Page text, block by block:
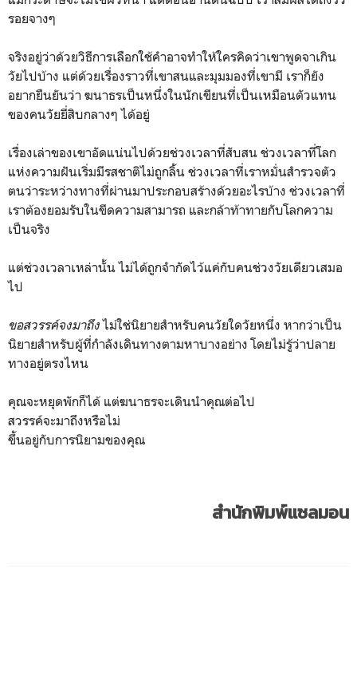
รอยจางๆ
จริงอยู่ว่าด้วยวิธีการเลือกใช้คำอาจทำให้ใครคิดว่าเขาพูดจาเกิน
วัยไปบ้าง แต่ด้วยเรื่องราวที่เขาสนและมุมมองที่เขามี เราก็ยัง
อยากยืนยันว่า ฆนาธรเป็นหนึ่งในนักเขียนที่เป็นเหมือนตัวแทน
ของคนวัยยี่สิบกลางๆ ได้อยู่
เรื่องเล่าของเขาอัดแน่นไปด้วยช่วงเวลาที่สับสน ช่วงเวลาที่โลก
แห่งความฝันเริ่มมีรสชาติไม่ถูกลิ้น ช่วงเวลาที่เราหมั่นสำรวจตัว
ตนว่าระหว่างทางที่ผ่านมาประกอบสร้างด้วยอะไรบ้าง ช่วงเวลาที่
เราต้องยอมรับในขีดความสามารถ และกล้าท้าทายกับโลกความ
เป็นจริง
แต่ช่วงเวลาเหล่านั้น ไม่ได้ถูกจำกัดไว้แค่กับคนช่วงวัยเดียวเสมอ
ไป
ขอสวรรค์จงมาถึงไม่ใช่นิยายสำหรับคนวัยใดวัยหนึ่ง หากว่าเป็น
นิยายสำหรับผู้ที่กำลังเดินทางตามหาบางอย่าง โดยไม่รู้ว่าปลาย
ทางอยู่ตรงไหน
คุณจะหยุดพักก็ได้ แต่ฆนาธรจะเดินนำคุณต่อไป
สวรรค์จะมาถึงหรือไม่
ขึ้นอยู่กับการนิยามของคุณ
สำนักพิมพ์แซลมอน